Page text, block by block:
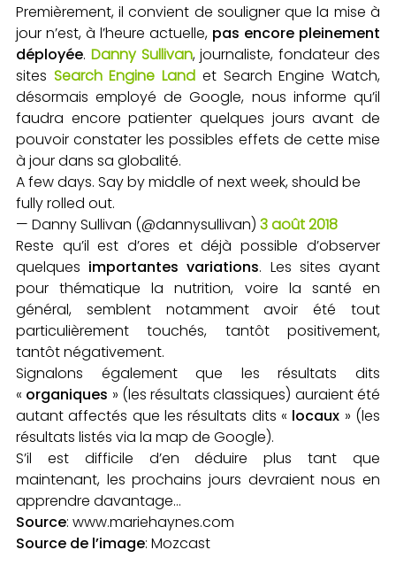
Premièrement, il convient de souligner que la mise à
jour n’est, à l’heure actuelle, pas encore pleinement
déployée. Danny Sullivan, journaliste, fondateur des
sites Search Engine Land et Search Engine Watch,
désormais employé de Google, nous informe qu’il
faudra encore patienter quelques jours avant de
pouvoir constater les possibles effets de cette mise
à jour dans sa globalité.
A few days. Say by middle of next week, should be
fully rolled out.
— Danny Sullivan (@dannysullivan) 3 août 2018
Reste qu’il est d’ores et déjà possible d’observer
quelques importantes variations. Les sites ayant
pour thématique la nutrition, voire la santé en
général, semblent notamment avoir été tout
particulièrement touchés, tantôt positivement,
tantôt négativement.
Signalons également que les résultats dits
« organiques » (les résultats classiques) auraient été
autant affectés que les résultats dits « locaux » (les
résultats listés via la map de Google).
S’il est difficile d’en déduire plus tant que
maintenant, les prochains jours devraient nous en
apprendre davantage…
Source: www.mariehaynes.com
Source de l’image: Mozcast